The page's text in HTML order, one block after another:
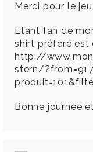
Merci pour le
Etant fan de
shirt préféré est
http://
stern/
Bonne journée